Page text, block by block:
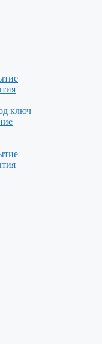
ключ